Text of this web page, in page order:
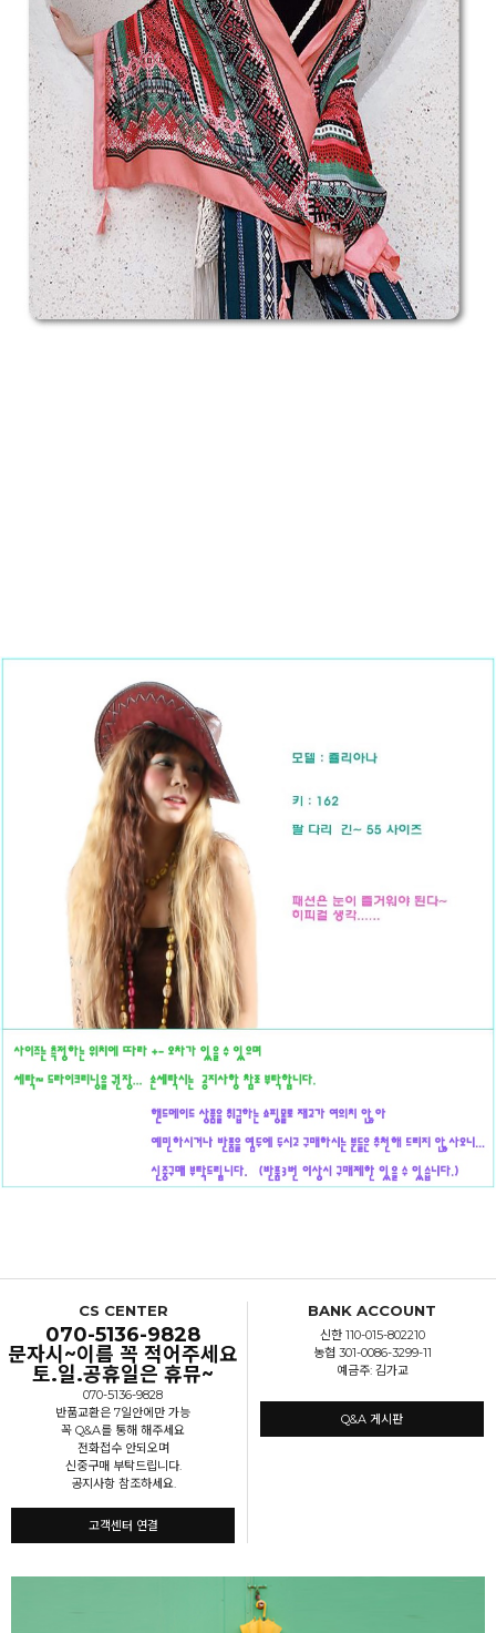
CS CENTER
070-5136-9828
문자시~이름 꼭 적어주세요
토.일.공휴일은 휴뮤~
070-5136-9828
반품교환은 7일안에만 가능
꼭 Q&A를 통해 해주세요
전화접수 안되오며
신중구매 부탁드립니다.
공지사항 참조하세요.
고객센터 연결
BANK ACCOUNT
신한 110-015-802210
농협 301-0086-3299-11
예금주: 김가교
Q&A 게시판